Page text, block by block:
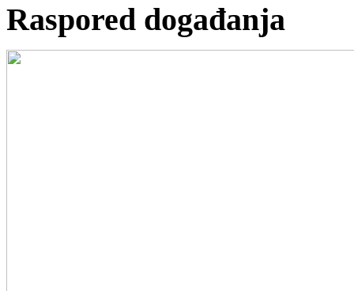
Raspored događanja